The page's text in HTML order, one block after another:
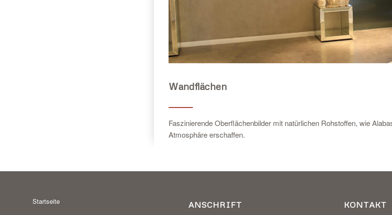
Wandflächen
Faszinierende Oberflächenbilder mit natürlichen Rohstoffen, wie
Atmosphäre erschaffen.
Startseite
ANSCHRIFT KONTAKT